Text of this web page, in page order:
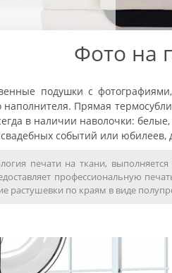
Фото на
подушки с
наполнителя. Прямая
в наличии наволочки:
событий или
печати на ткани,
профессиональную
растушевки по краям в виде